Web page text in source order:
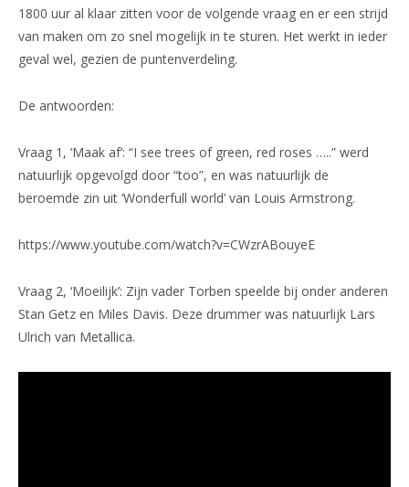
1800 uur al klaar zitten voor de volgende vraag en er een strijd
van maken om zo snel mogelijk in te sturen. Het werkt in ieder
geval wel, gezien de puntenverdeling.
De antwoorden:
Vraag 1, ‘Maak af’: “I see trees of green, red roses …..” werd
natuurlijk opgevolgd door “too”, en was natuurlijk de
beroemde zin uit ‘Wonderfull world’ van Louis Armstrong.
https://www.youtube.com/watch?v=CWzrABouyeE
Vraag 2, ‘Moeilijk’: Zijn vader Torben speelde bij onder anderen
Stan Getz en Miles Davis. Deze drummer was natuurlijk Lars
Ulrich van Metallica.